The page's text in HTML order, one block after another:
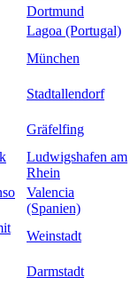
Dortmund
Lagoa (Portugal)
München
Stadtallendorf
Gräfelfing
Ludwigshafen am
Rhein
Valencia
(Spanien)
Weinstadt
Darmstadt